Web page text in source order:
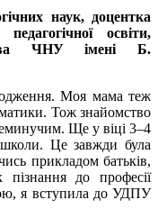
наук, доцентка
освіти,
ЧНУ імені Б.
Моя мама теж
Тож знайомство
Ще у віці 3–4
Це завжди була
прикладом батьків,
до професії
я вступила до УДПУ